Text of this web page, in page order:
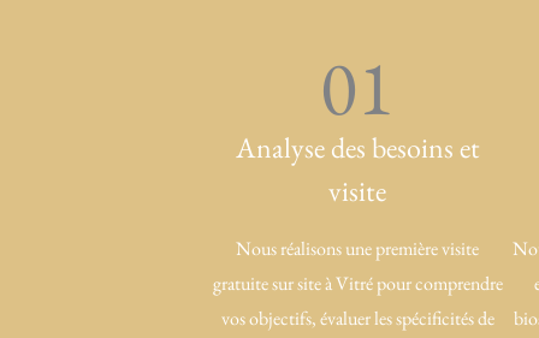
01
Analyse des besoins et
visite
Nous réalisons une première visite
gratuite sur site à Vitré pour comprendre
vos objectifs, évaluer les spécificités de